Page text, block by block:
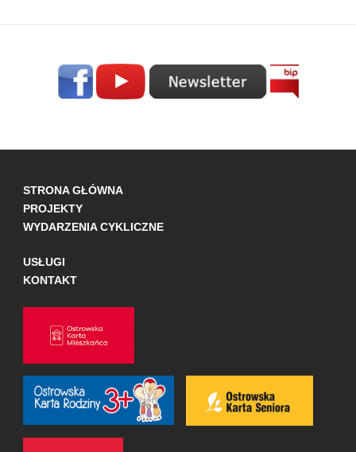
STRONA GŁÓWNA
PROJEKTY
WYDARZENIA CYKLICZNE
USŁUGI
KONTAKT